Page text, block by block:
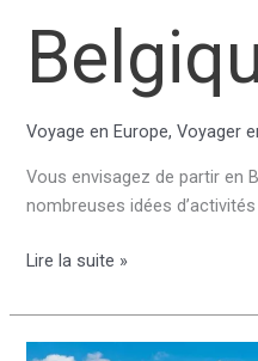
Voyage en Europe,Voyager
Vous envisagez de partir en
nombreuses idées
Activité
faire
en
Lire la suite »